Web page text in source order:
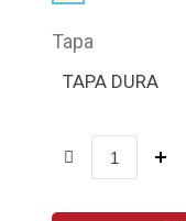
Tapa
TAPA DURA